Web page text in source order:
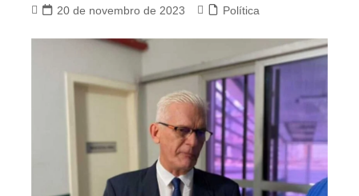
20 de novembro de 2023 Política